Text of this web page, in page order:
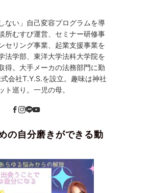
ない」自己変容プログラムを導
所むすび運営、セミナー研修事
セリング事業、起業支援事業を
法学部、東洋大学法科大学院を
得。大手メーカの法務部門に勤
会社T.Y.S.を設立。趣味は神社
ト巡り。一児の母。
の自分磨きができる動